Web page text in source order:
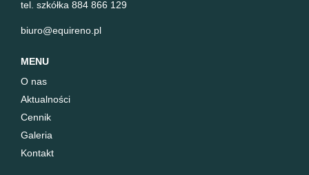
tel. szkółka 884 866 129
biuro@equireno.pl
MENU
O nas
Aktualności
Cennik
Galeria
Kontakt